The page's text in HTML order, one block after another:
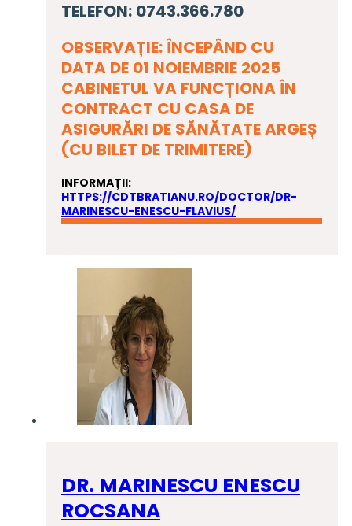
TELEFON: 0743.366.780
OBSERVAȚIE: ÎNCEPÂND CU
DATA DE 01 NOIEMBRIE 2025
CABINETUL VA FUNCȚIONA ÎN
CONTRACT CU CASA DE
ASIGURĂRI DE SĂNĂTATE ARGEȘ
(CU BILET DE TRIMITERE)
INFORMAȚII:
HTTPS://CDTBRATIANU.RO/DOCTOR/DR-
MARINESCU-ENESCU-FLAVIUS/
DR. MARINESCU ENESCU
ROCSANA